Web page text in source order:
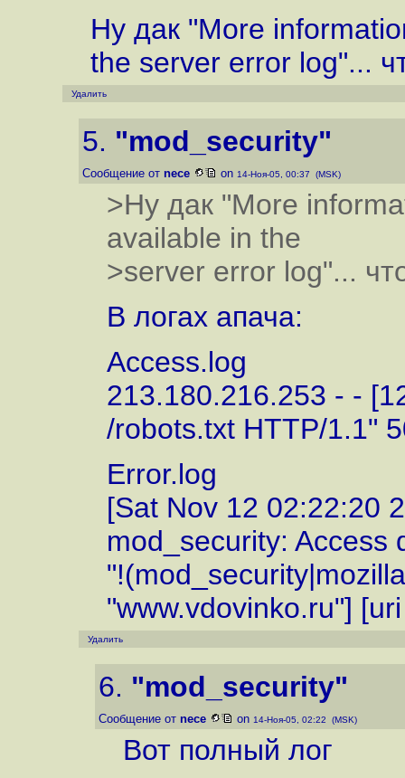
Ну дак "More
the server error log"...
Удалить
5. "mod_security"
Сообщение от nece on 14-Ноя-05, 00:37 (MSK)
>Ну дак "More
available in the
>server error log"...
В логах апача:
Access.log
213.180.216.253 - -
/robots.txt HTTP/1.1"
Error.log
[Sat Nov 12 02:22:20
mod_security: Access
"www.vdovinko.ru"]
Удалить
6. "mod_security"
Сообщение от nece on 14-Ноя-05, 02:22 (MSK)
Вот полный лог